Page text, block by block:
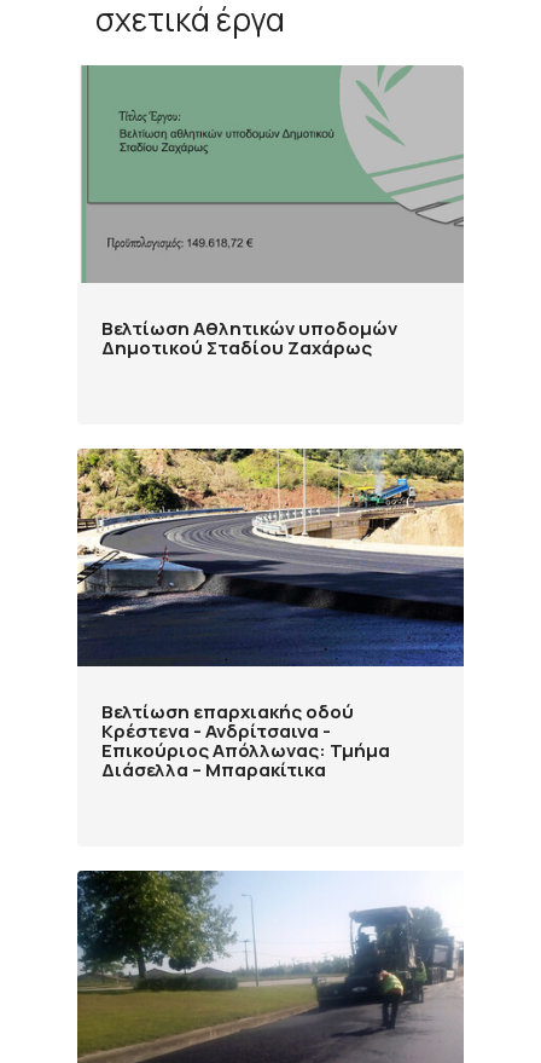
σχετικά έργα
Βελτίωση Αθλητικών υποδομών
Δημοτικού Σταδίου Ζαχάρως
Βελτίωση επαρχιακής οδού
Κρέστενα - Ανδρίτσαινα -
Επικούριος Απόλλωνας: Τμήμα
Διάσελλα – Μπαρακίτικα